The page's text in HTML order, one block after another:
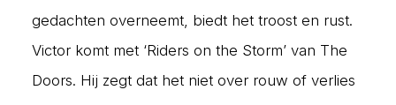
gedachten overneemt, biedt het troost en rust.
Victor komt met ‘Riders on the Storm’ van The
Doors. Hij zegt dat het niet over rouw of verlies